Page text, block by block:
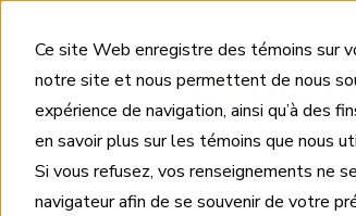
Ce site Web enregistre des témoins sur
notre site et nous permettent de nous
expérience de navigation, ainsi qu’à des
en savoir plus sur les témoins que nous
Si vous refusez, vos renseignements ne
navigateur afin de se souvenir de votre
Page d’accueil